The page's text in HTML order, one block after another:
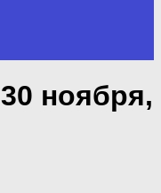
30 ноября,